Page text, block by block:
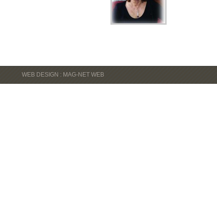
WEB DESIGN : MAG-NET WEB